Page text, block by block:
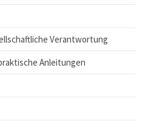
Verantwortung
Anleitungen